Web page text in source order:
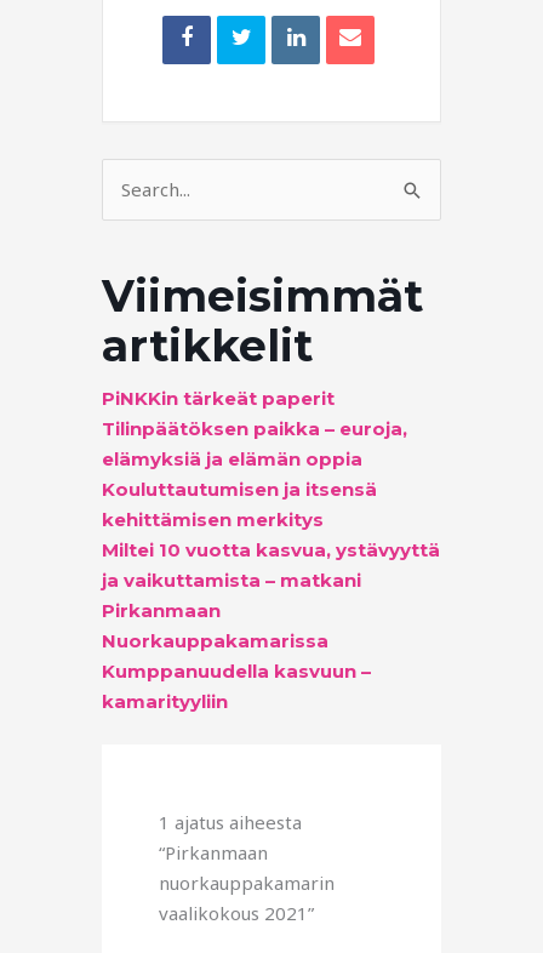
Search
for:
Viimeisimmät
artikkelit
PiNKKin tärkeät paperit
Tilinpäätöksen paikka – euroja,
elämyksiä ja elämän oppia
Kouluttautumisen ja itsensä
kehittämisen merkitys
Miltei 10 vuotta kasvua, ystävyyttä
ja vaikuttamista – matkani
Pirkanmaan
Nuorkauppakamarissa
Kumppanuudella kasvuun –
kamarityyliin
1 ajatus aiheesta
“Pirkanmaan
nuorkauppakamarin
vaalikokous 2021”